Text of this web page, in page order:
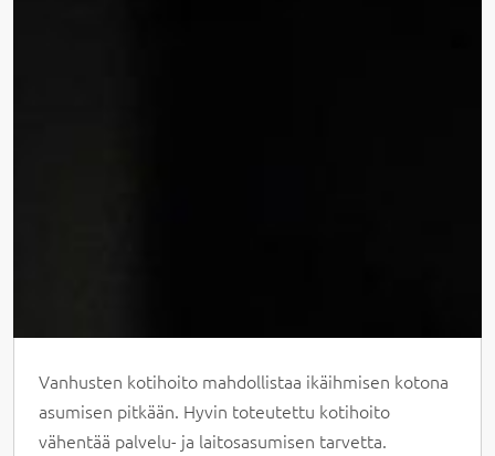
Vanhusten kotihoito mahdollistaa ikäihmisen kotona
asumisen pitkään. Hyvin toteutettu kotihoito
vähentää palvelu- ja laitosasumisen tarvetta.